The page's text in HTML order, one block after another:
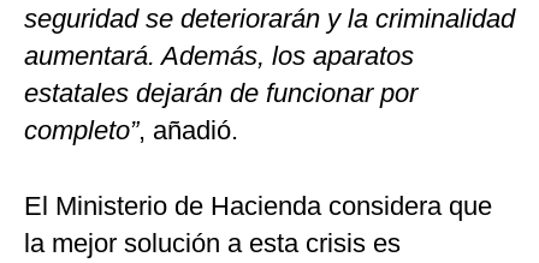
seguridad se deteriorarán y la criminalidad
aumentará. Además, los aparatos
estatales dejarán de funcionar por
completo”, añadió.
El Ministerio de Hacienda considera que
la mejor solución a esta crisis es